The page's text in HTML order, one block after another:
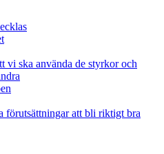
vi ska använda de styrkor och
förutsättningar att bli riktigt bra